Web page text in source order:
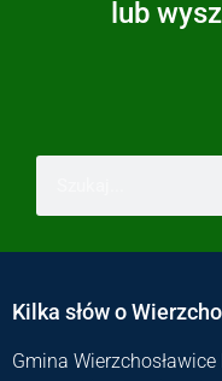
lub
Kilka słów o
Gmina